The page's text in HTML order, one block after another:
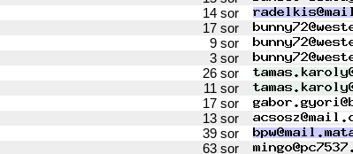
14 sor
17 sor
9 sor
3 sor
26 sor
11 sor
17 sor
13 sor
39 sor
63 sor